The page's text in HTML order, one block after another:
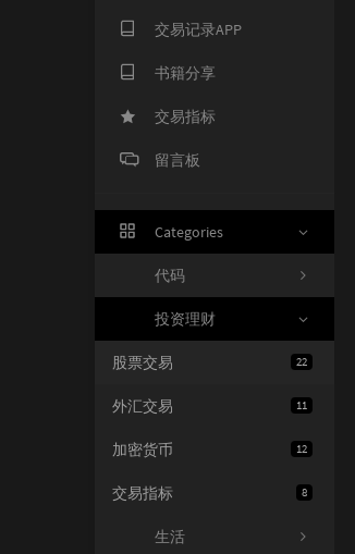
交易记录APP
书籍分享
交易指标
留言板
Categories
代码
投资理财
22
股票交易
11
外汇交易
12
加密货币
8
交易指标
生活